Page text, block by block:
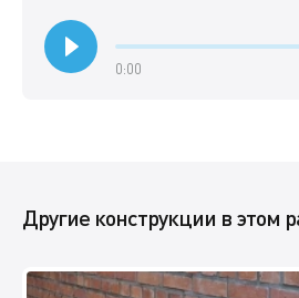
0:00
Другие конструкции в этом